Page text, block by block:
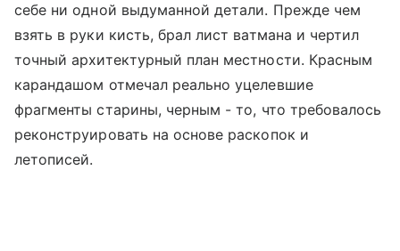
себе ни одной выдуманной детали. Прежде чем
взять в руки кисть, брал лист ватмана и чертил
точный архитектурный план местности. Красным
карандашом отмечал реально уцелевшие
фрагменты старины, черным - то, что требовалось
реконструировать на основе раскопок и
летописей.